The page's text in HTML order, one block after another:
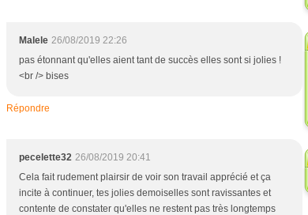
Malele 26/08/2019 22:26
pas étonnant qu'elles aient tant de succès elles sont si jolies !
<br /> bises
Répondre
pecelette32 26/08/2019 20:41
Cela fait rudement plairsir de voir son travail apprécié et ça
incite à continuer, tes jolies demoiselles sont ravissantes et
contente de constater qu'elles ne restent pas très longtemps